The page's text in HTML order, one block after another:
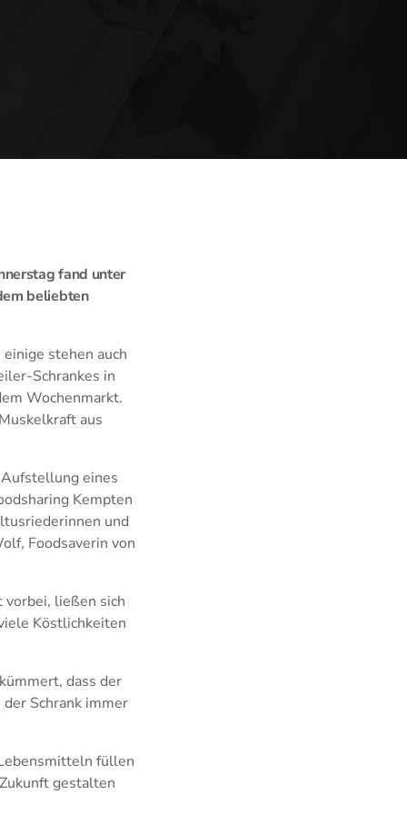
fand unter
beliebten
stehen auch
Schrankes in
Wochenmarkt.
aus
eines
Kempten
und
Foodsaverin von
ließen sich
Köstlichkeiten
dass der
Schrank immer
füllen
gestalten